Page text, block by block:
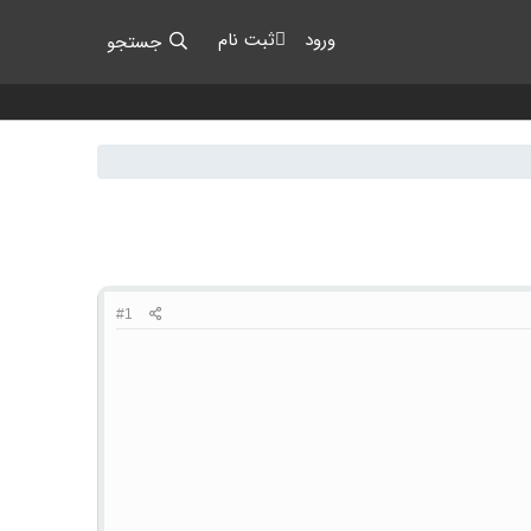
ورود ثبت نام جستجو
#1